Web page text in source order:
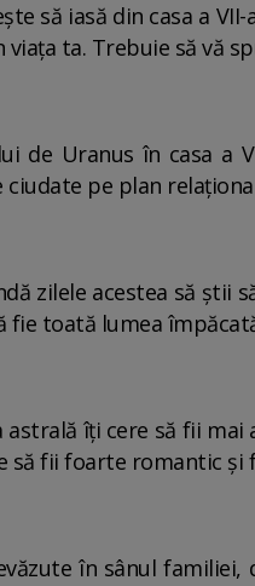
să iasă din casa a
ta. Trebuie să vă
de Uranus în casa
pe plan
zilele acestea să știi
fie toată lumea
îți cere să fii
să fii foarte romantic și
în sânul